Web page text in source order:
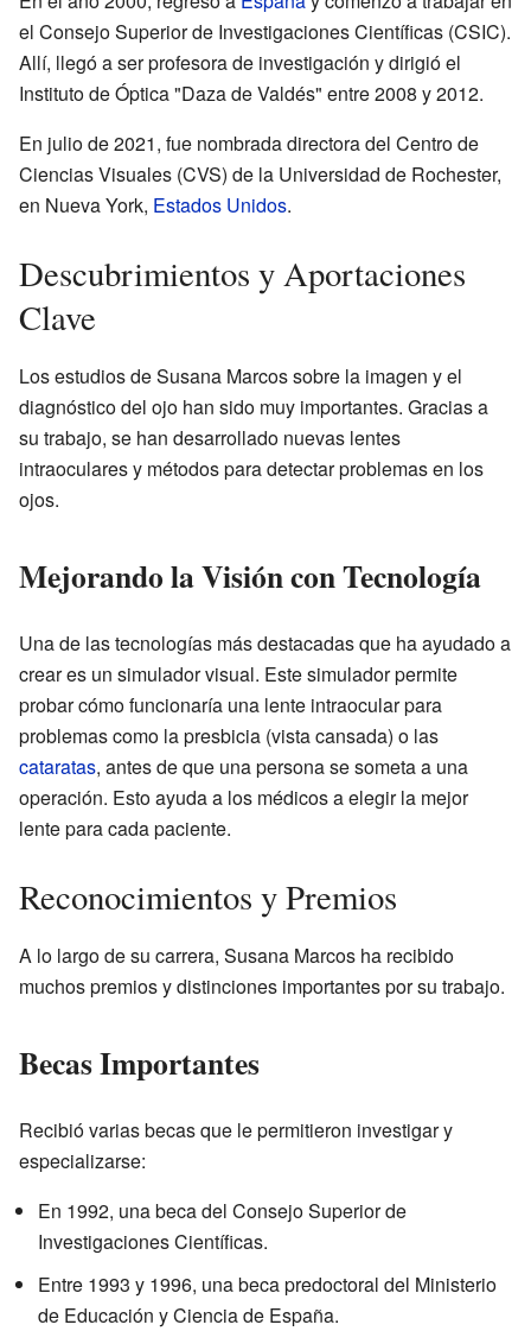
el Consejo Superior de Investigaciones Científicas (CSIC).
Allí, llegó a ser profesora de investigación y dirigió el
Instituto de Óptica "Daza de Valdés" entre 2008 y 2012.
En julio de 2021, fue nombrada directora del Centro de
Ciencias Visuales (CVS) de la Universidad de Rochester,
en Nueva York, Estados Unidos.
Descubrimientos y Aportaciones
Clave
Los estudios de Susana Marcos sobre la imagen y el
diagnóstico del ojo han sido muy importantes. Gracias a
su trabajo, se han desarrollado nuevas lentes
intraoculares y métodos para detectar problemas en los
ojos.
Mejorando la Visión con Tecnología
Una de las tecnologías más destacadas que ha ayudado a
crear es un simulador visual. Este simulador permite
probar cómo funcionaría una lente intraocular para
problemas como la presbicia (vista cansada) o las
cataratas, antes de que una persona se someta a una
operación. Esto ayuda a los médicos a elegir la mejor
lente para cada paciente.
Reconocimientos y Premios
A lo largo de su carrera, Susana Marcos ha recibido
muchos premios y distinciones importantes por su trabajo.
Becas Importantes
Recibió varias becas que le permitieron investigar y
especializarse:
En 1992, una beca del Consejo Superior de
Investigaciones Científicas.
Entre 1993 y 1996, una beca predoctoral del Ministerio
de Educación y Ciencia de España.